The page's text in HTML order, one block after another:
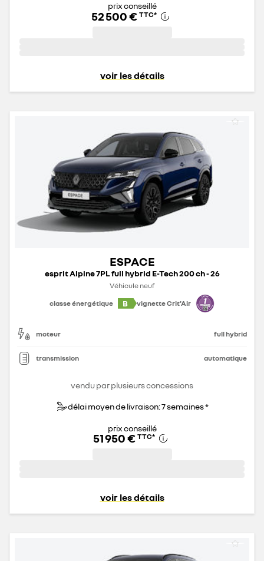
prix conseillé
52 500 € TTC*
voir les détails
ESPACE
esprit Alpine 7PL full hybrid E-Tech 200 ch - 26
Véhicule neuf
classe énergétique
B vignette Crit'Air
moteur full hybrid
transmission automatique
vendu par plusieurs concessions
délai moyen de livraison: 7 semaines *
prix conseillé
51 950 € TTC*
voir les détails